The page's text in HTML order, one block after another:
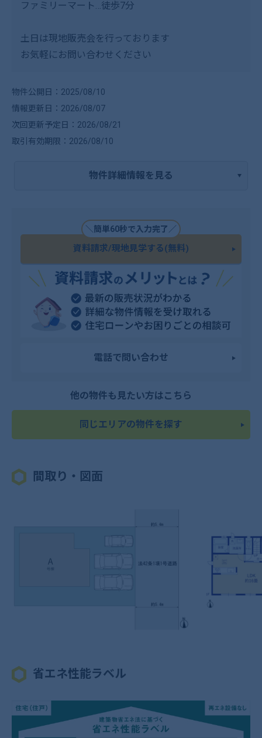
ファミリーマート…徒歩7分
土日は現地販売会を行っております
お気軽にお問い合わせください
物件公開日：2025/08/10
情報更新日：2026/08/07
次回更新予定日：2026/08/21
取引有効期限：2026/08/10
物件詳細情報を見る
＼簡単60秒で入力完了／
資料請求/現地見学する(無料)
電話で問い合わせ
他の物件も見たい方はこちら
同じエリアの物件を探す
間取り・図面
省エネ性能ラベル